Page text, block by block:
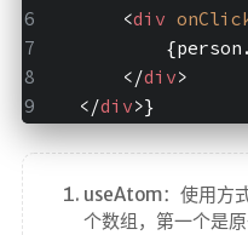
<div
</div>
</div>}
useAtom：使用方
个数组，第一个是